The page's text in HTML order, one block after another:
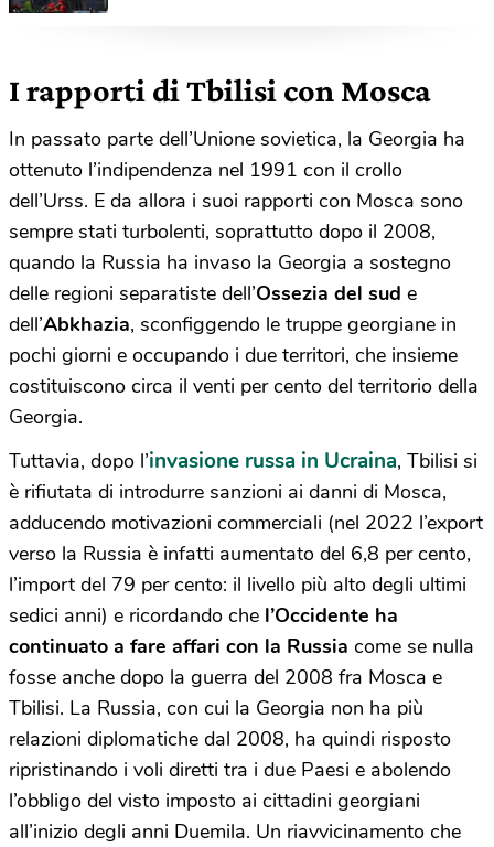
I rapporti di Tbilisi con Mosca
In passato parte dell’Unione sovietica, la Georgia ha
ottenuto l’indipendenza nel 1991 con il crollo
dell’Urss. E da allora i suoi rapporti con Mosca sono
sempre stati turbolenti, soprattutto dopo il 2008,
quando la Russia ha invaso la Georgia a sostegno
delle regioni separatiste dell’Ossezia del sud e
dell’Abkhazia, sconfiggendo le truppe georgiane in
pochi giorni e occupando i due territori, che insieme
costituiscono circa il venti per cento del territorio della
Georgia.
Tuttavia, dopo l’invasione russa in Ucraina, Tbilisi si
è rifiutata di introdurre sanzioni ai danni di Mosca,
adducendo motivazioni commerciali (nel 2022 l’export
verso la Russia è infatti aumentato del 6,8 per cento,
l’import del 79 per cento: il livello più alto degli ultimi
sedici anni) e ricordando che l’Occidente ha
continuato a fare affari con la Russia come se nulla
fosse anche dopo la guerra del 2008 fra Mosca e
Tbilisi. La Russia, con cui la Georgia non ha più
relazioni diplomatiche dal 2008, ha quindi risposto
ripristinando i voli diretti tra i due Paesi e abolendo
l’obbligo del visto imposto ai cittadini georgiani
all’inizio degli anni Duemila. Un riavvicinamento che